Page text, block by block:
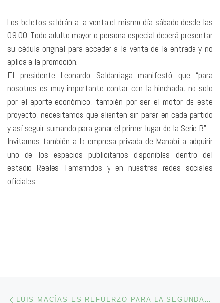
Los boletos saldrán a la venta el mismo día sábado desde las
09:00. Todo adulto mayor o persona especial deberá presentar
su cédula original para acceder a la venta de la entrada y no
aplica a la promoción.
El presidente Leonardo Saldarriaga manifestó que “para
nosotros es muy importante contar con la hinchada, no solo
por el aporte económico, también por ser el motor de este
proyecto, necesitamos que alienten sin parar en cada partido
y así seguir sumando para ganar el primer lugar de la Serie B”.
Invitamos también a la empresa privada de Manabí a adquirir
uno de los espacios publicitarios disponibles dentro del
estadio Reales Tamarindos y en nuestras redes sociales
oficiales.
Navegación de entradas LUIS MACÍAS ES REFUERZO PARA LA SEGUNDA ETAPA